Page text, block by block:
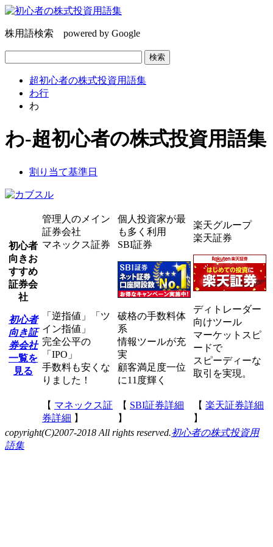
株用語検索 powered by Google
超初心者の株式投資用語集
わ行
わ
わ-超初心者の株式投資用語集
割り当て基準日
初心者
向きお
すすめ
証券会
社
初心者
向き証
券会社
一覧を
見る
管理人のメイン
証券会社
マネックス証券
「逆指値」「ツ
イン指値」
完全公平の
「IPO」
手数料も安くな
りました！
個人投資家が最
も多く利用
SBI証券
破格の手数料体
系
情報ツールが充
実
顧客満足度一位
に11度輝く
楽天グループ
楽天証券
ディトレーダー
向けツール
マーケットスピ
ードで
スピーディーな
取引を実現。
【 マネックス証
券詳細 】
【 SBI証券詳細
】
【 楽天証券詳細
】
copyright(C)2007-2018 All rights reserved.初心者の株式投資用
語集